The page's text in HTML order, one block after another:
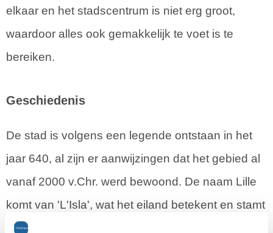
elkaar en het stadscentrum is niet erg groot,
waardoor alles ook gemakkelijk te voet is te
bereiken.
Geschiedenis
De stad is volgens een legende ontstaan in het
jaar 640, al zijn er aanwijzingen dat het gebied al
vanaf 2000 v.Chr. werd bewoond. De naam Lille
komt van 'L'Isla', wat het eiland betekent en stamt
uit de tijd dat het gebied rond de stad nog